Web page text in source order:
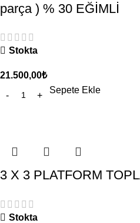
parça ) % 30 EĞİMLİ
Stokta
21.500,00₺
Sepete Ekle
3 X 3 PLATFORM
Stokta